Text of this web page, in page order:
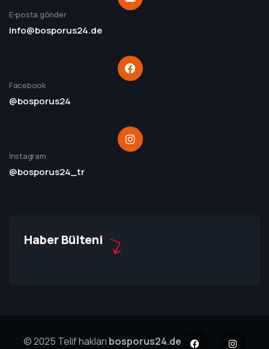
E-posta gönder
info@bosporus24.de
Facebook
@bosporus24
İnstagram
@bosporus24_tr
Haber Bülteni
© 2025 Telif hakları bosporus24.de